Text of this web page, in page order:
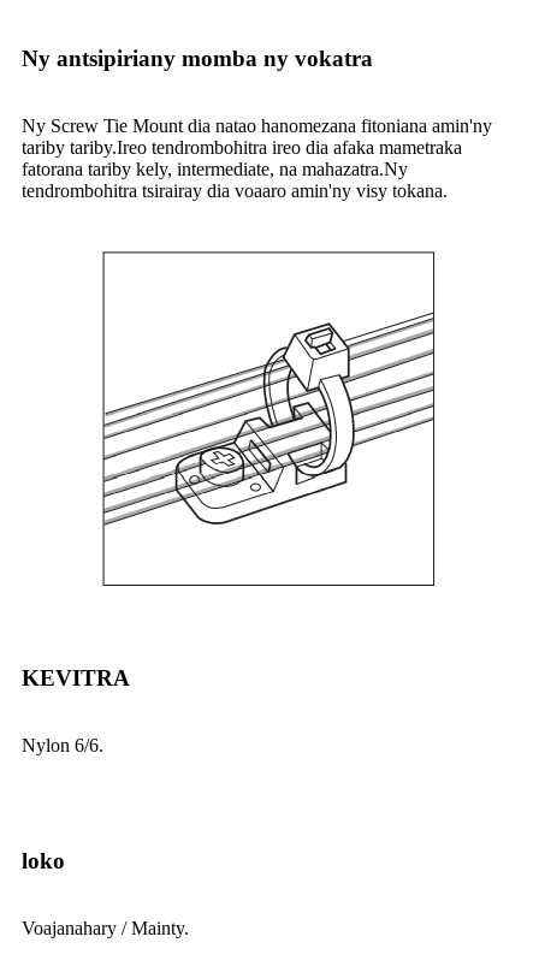
Ny antsipiriany momba ny vokatra
Ny Screw Tie Mount dia natao hanomezana fitoniana amin'ny
tariby tariby.Ireo tendrombohitra ireo dia afaka mametraka
fatorana tariby kely, intermediate, na mahazatra.Ny
tendrombohitra tsirairay dia voaaro amin'ny visy tokana.
KEVITRA
Nylon 6/6.
loko
Voajanahary / Mainty.